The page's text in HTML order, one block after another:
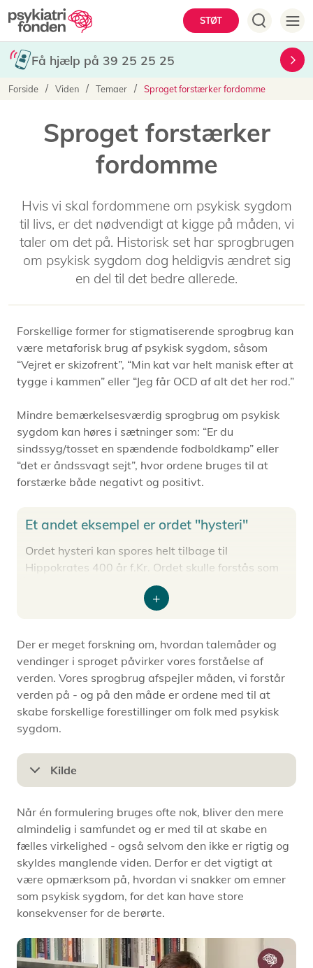
Gå
til
hovedindhold
STØT
Hovedmenu
Få hjælp på 39 25 25 25
Brødkrumme
Forside Viden Temaer Sproget forstærker fordomme
Sproget forstærker
fordomme
Hvis vi skal fordommene om psykisk sygdom
til livs, er det nødvendigt at kigge på måden, vi
taler om det på. Historisk set har sprogbrugen
om psykisk sygdom dog heldigvis ændret sig
en del til det bedre allerede.
Forskellige former for stigmatiserende sprogbrug kan
være metaforisk brug af psykisk sygdom, såsom
“Vejret er skizofrent”, “Min kat var helt manisk efter at
tygge i kammen” eller “Jeg får OCD af alt det her rod.”
Mindre bemærkelsesværdig sprogbrug om psykisk
sygdom kan høres i sætninger som: “Er du
sindssyg/tosset en spændende fodboldkamp” eller
“det er åndssvagt sejt”, hvor ordene bruges til at
forstærke både negativt og positivt.
Et andet eksempel er ordet "hysteri"
Ordet hysteri kan spores helt tilbage til
Hippokrates 400 år f.Kr. Ordet skulle forstås som
en tilstand, hvor livmoderen havde revet sig løs i
kroppen. Hysteri ansås altså som en
ifølge Den Danske Ordbog. Underdefinitionerne
lyder således: “1a: (stærk) psykisk uligevægt som
viser sig i form af fx raserianfald eller overdreven
ængstelse” og “1b: fanatisme udtrykt som
proportionsforvrængende begejstring, modvilje
eller ængstelse; postyr der følger af en sådan
fanatisme.” – ‘Hysterisk’ er altså et stempel, man
nødigt vil have på sig.
Expand
Der er meget forskning om, hvordan talemåder og
vendinger i sproget påvirker vores forståelse af
verden. Vores sprogbrug afspejler måden, vi forstår
verden på - og på den måde er ordene med til at
skabe forskellige forestillinger om folk med psykisk
sygdom.
Kilde
Når én formulering bruges ofte nok, bliver den mere
almindelig i samfundet og er med til at skabe en
fælles virkelighed - også selvom den ikke er rigtig og
skyldes manglende viden. Derfor er det vigtigt at
være opmærksom på, hvordan vi snakker om emner
som psykisk sygdom, for det kan have store
konsekvenser for de berørte.